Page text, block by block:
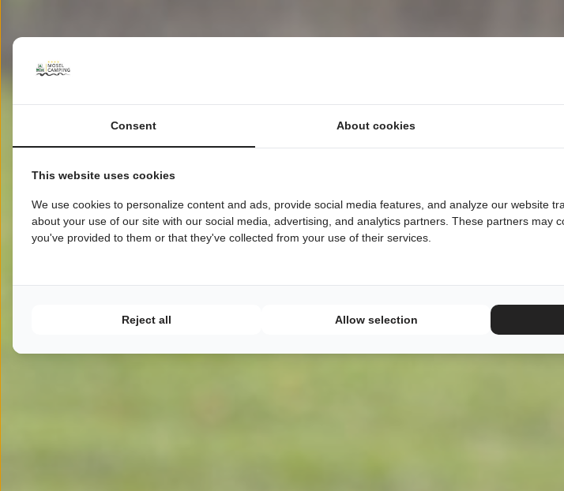
Consent About cookies
This website uses cookies
We use cookies to personalize content and ads, provide social media features, and analyze our website
about your use of our site with our social media, advertising, and analytics partners. These partners may
you've provided to them or that they've collected from your use of their services.
Reject all Allow selection